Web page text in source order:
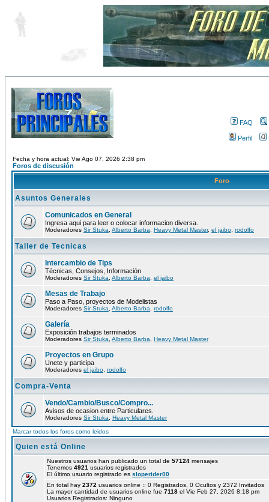
FAQ
Perfil
Fecha y hora actual: Vie Ago 07, 2026 2:38 pm
Foros de discusión
Foro
Asuntos Generales
Comunicados en General
Ingresa aqui para leer o colocar informacion diversa.
Moderadores Sir Stuka Alberto Barba Heavy Metal Master, el jaibo rodolfo
Taller de Tecnicas
Intercambio de Tips
Técnicas, Consejos, Información
Moderadores Sir Stuka Alberto Barba el jaibo
Mesas de Trabajo
Paso a Paso, proyectos de Modelistas
Moderadores Sir Stuka Alberto Barba rodolfo
Galería
Exposición trabajos terminados
Moderadores Sir Stuka Alberto Barba Heavy Metal Master
Proyectos en Grupo
Unete y participa
Moderadores el jaibo rodolfo
Compra-Venta
Vendo/Cambio/Busco/Compro...
Avisos de ocasion entre Particulares.
Moderadores Sir Stuka Heavy Metal Master
Marcar todos los foros como leidos
Quien está Online
Nuestros usuarios han publicado un total de 57124 mensajes
Tenemos 4921 usuarios registrados
El último usuario registrado es sloperider00
En total hay 2372 usuarios online :: 0 Registrados, 0 Ocultos y 2372
La mayor cantidad de usuarios online fue 7118 el Vie Feb 27, 2026 8:18 pm
Usuarios Registrados: Ninguno